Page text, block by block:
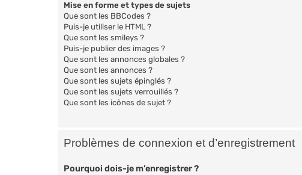
Mise en forme et types de sujets
Que sont les BBCodes ?
Puis-je utiliser le HTML ?
Que sont les smileys ?
Puis-je publier des images ?
Que sont les annonces globales ?
Que sont les annonces ?
Que sont les sujets épinglés ?
Que sont les sujets verrouillés ?
Que sont les icônes de sujet ?
Problèmes de connexion et d’enregistrement
Pourquoi dois-je m’enregistrer ?